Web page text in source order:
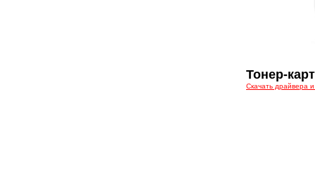
Тонер-
Скачать драйвера